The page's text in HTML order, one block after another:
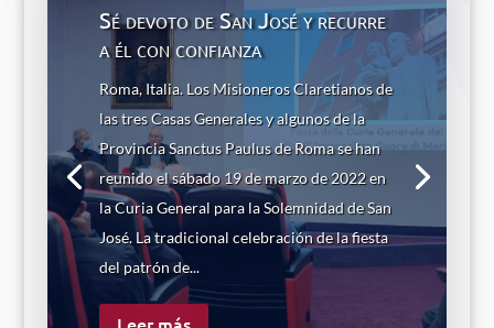
Sé devoto de San José y recurre
a él con confianza
Roma, Italia. Los Misioneros Claretianos de
las tres Casas Generales y algunos de la
Provincia Sanctus Paulus de Roma se han
reunido el sábado 19 de marzo de 2022 en
la Curia General para la Solemnidad de San
José. La tradicional celebración de la fiesta
del patrón de...